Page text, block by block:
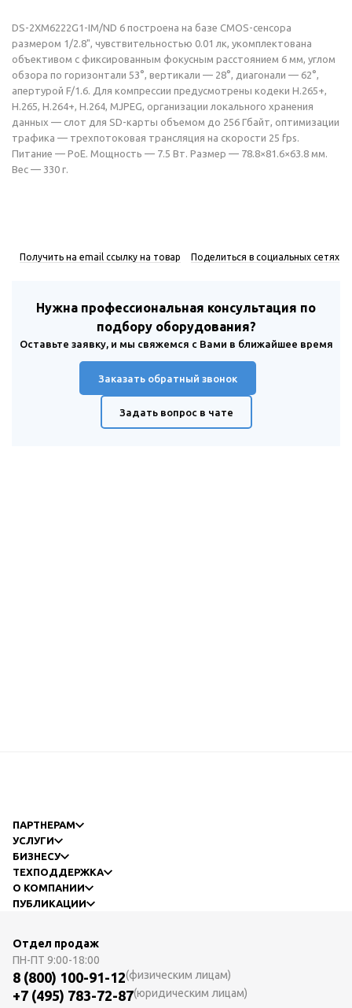
DS-2XM6222G1-IM/ND 6 построена на базе CMOS-сенсора
размером 1/2.8", чувствительностью 0.01 лк, укомплектована
объективом с фиксированным фокусным расстоянием 6 мм, углом
обзора по горизонтали 53°, вертикали — 28°, диагонали — 62°,
апертурой F/1.6. Для компрессии предусмотрены кодеки H.265+,
H.265, H.264+, H.264, MJPEG, организации локального хранения
данных — слот для SD-карты объемом до 256 Гбайт, оптимизации
трафика — трехпотоковая трансляция на скорости 25 fps.
Питание — PoE. Мощность — 7.5 Вт. Размер — 78.8×81.6×63.8 мм.
Вес — 330 г.
Получить на email ссылку на товар Поделиться в социальных сетях
Нужна профессиональная консультация по
подбору оборудования?
Оставьте заявку, и мы свяжемся с Вами в ближайшее время
Заказать обратный звонок
Задать вопрос в чате
ПАРТНЕРАМ
УСЛУГИ
БИЗНЕСУ
ТЕХПОДДЕРЖКА
О КОМПАНИИ
ПУБЛИКАЦИИ
Отдел продаж
ПН-ПТ 9:00-18:00
8 (800) 100-91-12(физическим лицам)
+7 (495) 783-72-87(юридическим лицам)